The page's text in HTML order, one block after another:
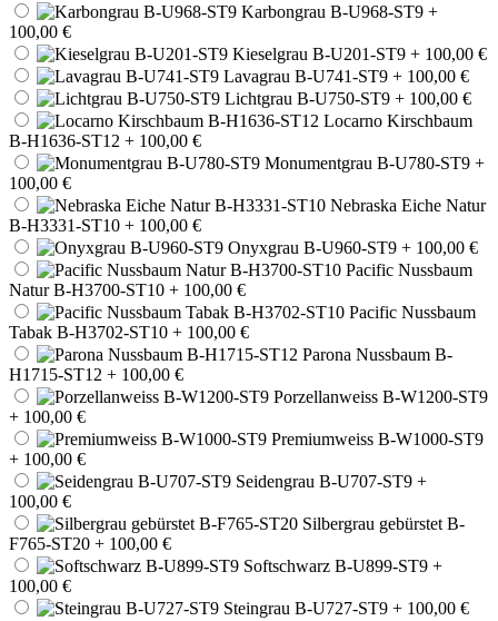
Karbongrau B-U968-ST9 +
100,00 €
Kieselgrau B-U201-ST9 + 100,00 €
Lavagrau B-U741-ST9 + 100,00 €
Lichtgrau B-U750-ST9 + 100,00 €
Locarno Kirschbaum
B-H1636-ST12 + 100,00 €
Monumentgrau B-U780-ST9 +
100,00 €
Nebraska Eiche Natur
B-H3331-ST10 + 100,00 €
Onyxgrau B-U960-ST9 + 100,00 €
Pacific Nussbaum
Natur B-H3700-ST10 + 100,00 €
Pacific Nussbaum
Tabak B-H3702-ST10 + 100,00 €
Parona Nussbaum B-
H1715-ST12 + 100,00 €
Porzellanweiss B-W1200-ST9
+ 100,00 €
Premiumweiss B-W1000-ST9
+ 100,00 €
Seidengrau B-U707-ST9 +
100,00 €
Silbergrau gebürstet B-
F765-ST20 + 100,00 €
Softschwarz B-U899-ST9 +
100,00 €
Steingrau B-U727-ST9 + 100,00 €